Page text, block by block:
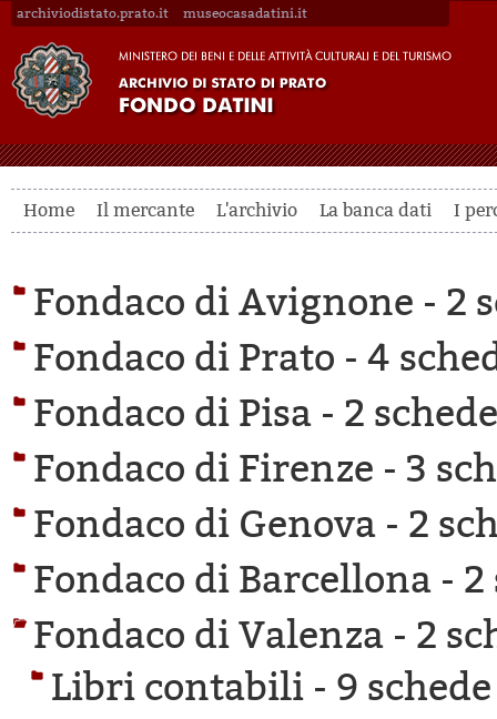
archiviodistato.prato.it museocasadatini.it
Home Il mercante L'archivio La banca dati I
Fondaco di Avignone - 2
Fondaco di Prato - 4
Fondaco di Pisa - 2
Fondaco di Firenze - 3
Fondaco di Genova - 2
Fondaco di Barcellona - 2
Fondaco di Valenza - 2
Libri contabili - 9